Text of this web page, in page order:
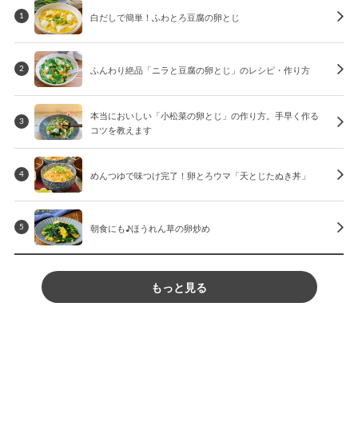
1 白だしで簡単！ふわとろ豆腐の卵とじ
2 ふんわり絶品「ニラと豆腐の卵とじ」のレシピ・作り方
3
本当においしい「小松菜の卵とじ」の作り方。手早く作る
コツを教えます
4 めんつゆで味つけ完了！卵とろウマ「天とじたぬき丼」
5 朝食にも♪ほうれん草の卵炒め
もっと見る